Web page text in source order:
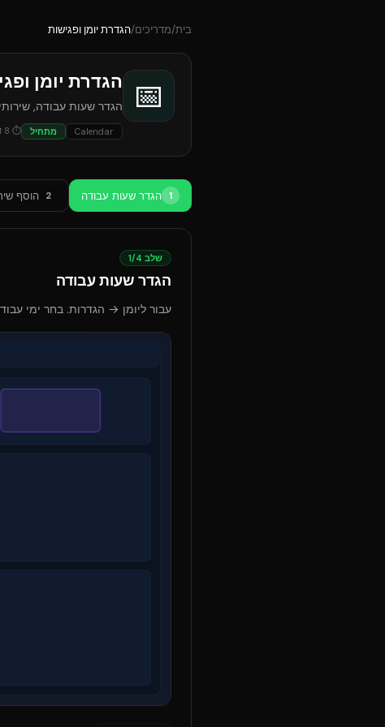
בית/מדריכים/הגדרת יומן ופגישות
📅 הגדרת יומן
הגדר שעות עבודה,
Calendar מתחיל ⏱
8
1 הגדר שעות עבודה 2 הוסף
שלב 1/4
הגדר שעות עבודה
עבור ליומן → הגדרות. בחר ימי